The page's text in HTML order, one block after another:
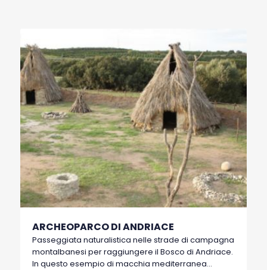
ARCHEOPARCO DI ANDRIACE
Passeggiata naturalistica nelle strade di campagna
montalbanesi per raggiungere il Bosco di Andriace.
In questo esempio di macchia mediterranea